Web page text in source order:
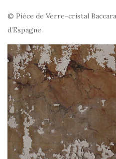
© Pièce de Verre-cristal
d’Espagne.